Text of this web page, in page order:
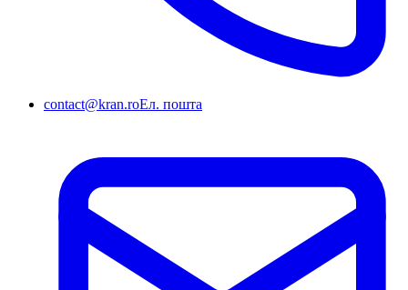
contact@kran.roЕл. пошта